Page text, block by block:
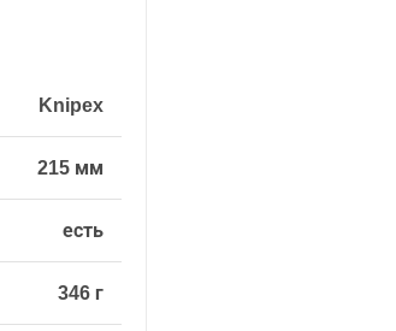
Knipex
215 мм
есть
346 г